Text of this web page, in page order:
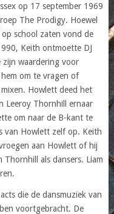
op 17 september 1969
The Prodigy. Hoewel
school zaten vond de
Keith ontmoette DJ
zijn waardering voor
om te vragen of
Howlett deed het
Leeroy Thornhill ernaar
om naar de B-kant te
van Howlett zelf op. Keith
aan Howlett of hij
als dansers. Liam
die de dansmuziek van
voortgebracht. De